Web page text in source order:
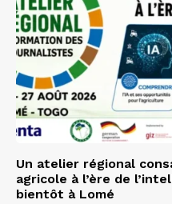
Un atelier régional
agricole à l’ère de
bientôt à Lomé